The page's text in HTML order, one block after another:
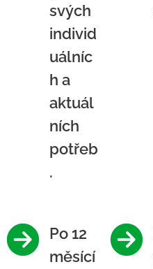
svých
individ
uálníc
h a
aktuál
ních
potřeb
.
Po 12
měsící